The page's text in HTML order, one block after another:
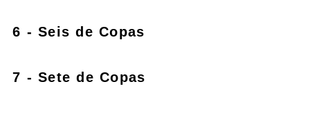
6 - Seis de Copas
7 - Sete de Copas